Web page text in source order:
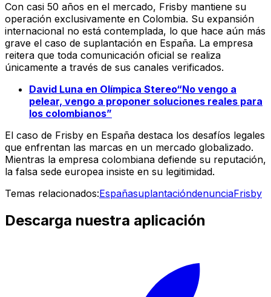
Con casi 50 años en el mercado, Frisby mantiene su
operación exclusivamente en Colombia. Su expansión
internacional no está contemplada, lo que hace aún más
grave el caso de suplantación en España. La empresa
reitera que toda comunicación oficial se realiza
únicamente a través de sus canales verificados.
David Luna en Olímpica Stereo“No vengo a
pelear, vengo a proponer soluciones reales para
los colombianos”
El caso de Frisby en España destaca los desafíos legales
que enfrentan las marcas en un mercado globalizado.
Mientras la empresa colombiana defiende su reputación,
la falsa sede europea insiste en su legitimidad.
Temas relacionados:EspañasuplantacióndenunciaFrisby
Descarga nuestra aplicación